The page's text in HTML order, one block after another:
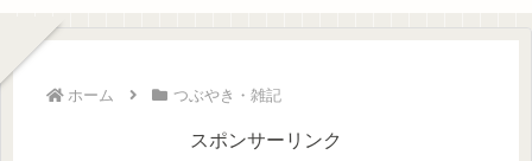
ホーム つぶやき・雑記
スポンサーリンク